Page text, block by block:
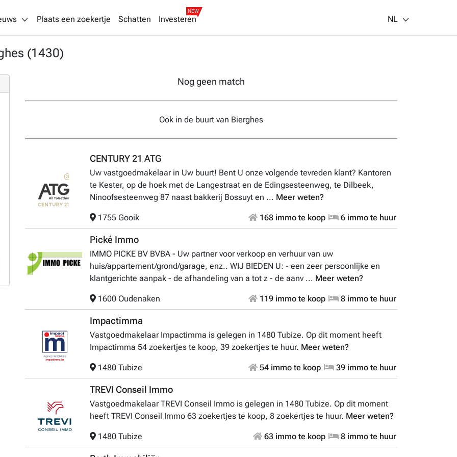
Plaats een zoekertje Schatten Investeren
NEW
NL
(1430)
Nog geen match
Ook in de buurt van Bierghes
CENTURY 21 ATG
Uw vastgoedmakelaar in Uw buurt! Bent U onze volgende tevreden klant? Kantoren
te Kester, op de hoek met de Langestraat en de Edingsesteenweg, te Dilbeek,
Ninoofsesteenweg 87 naast bakkerij Bossuyt en ... Meer weten?
1755 Gooik 168 immo te koop 6 immo te huur
Pické Immo
IMMO PICKE BV BVBA - Uw partner voor verkoop en verhuur van uw
huis/appartement/grond/garage, enz.. WIJ BIEDEN U: - een zeer persoonlijke en
klantgerichte aanpak - de afhandeling van a tot z - de aanv ... Meer weten?
1600 Oudenaken 119 immo te koop 8 immo te huur
Impactimma
Vastgoedmakelaar Impactimma is gelegen in 1480 Tubize. Op dit moment heeft
Impactimma 54 zoekertjes te koop, 39 zoekertjes te huur. Meer weten?
1480 Tubize 54 immo te koop 39 immo te huur
TREVI Conseil Immo
Vastgoedmakelaar TREVI Conseil Immo is gelegen in 1480 Tubize. Op dit moment
heeft TREVI Conseil Immo 63 zoekertjes te koop, 8 zoekertjes te huur. Meer weten?
1480 Tubize 63 immo te koop 8 immo te huur